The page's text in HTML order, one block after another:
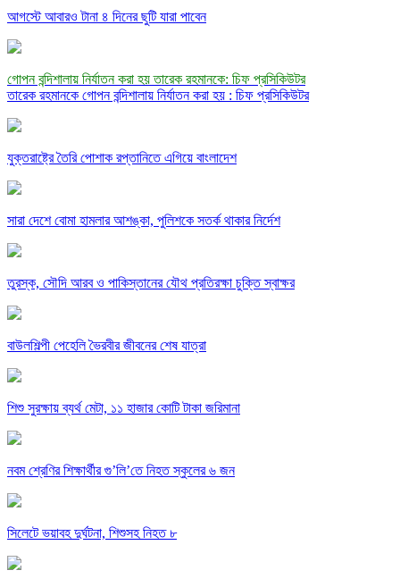
আগস্টে আবারও টানা ৪ দিনের ছুটি যারা পাবেন
গোপন বন্দিশালায় নির্যাতন করা হয় তারেক রহমানকে: চিফ প্রসিকিউটর
তারেক রহমানকে গোপন বন্দিশালায় নির্যাতন করা হয় : চিফ প্রসিকিউটর
যুক্তরাষ্ট্রে তৈরি পোশাক রপ্তানিতে এগিয়ে বাংলাদেশ
সারা দেশে বোমা হামলার আশঙ্কা, পুলিশকে সতর্ক থাকার নির্দেশ
তুরস্ক, সৌদি আরব ও পাকিস্তানের যৌথ প্রতিরক্ষা চুক্তি স্বাক্ষর
বাউলশিল্পী পেহেলি ভৈরবীর জীবনের শেষ যাত্রা
শিশু সুরক্ষায় ব্যর্থ মেটা, ১১ হাজার কোটি টাকা জরিমানা
নবম শ্রেণির শিক্ষার্থীর গু’লি’তে নিহত স্কুলের ৬ জন
সিলেটে ভয়াবহ দুর্ঘটনা, শিশুসহ নিহত ৮